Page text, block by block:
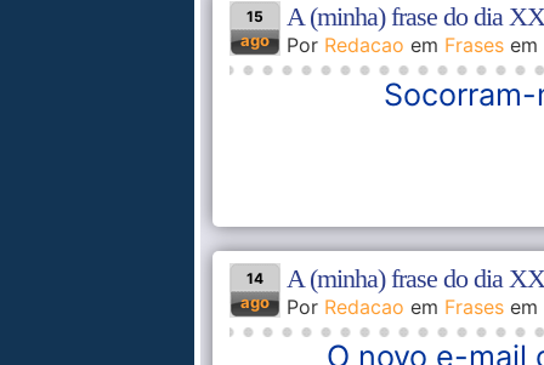
15
ago
A (minha) frase do dia
Por Redacao em Frases em
14
ago
A (minha) frase do dia
Por Redacao em Frases em
O novo e-mail